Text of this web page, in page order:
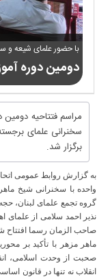
با حضور علمای شیعه و
دومین دوره
مراسم فتتاحیه دومین
سخنرانی علمای
برگزار شد.
به گزارش روابط عمومی
واحده با سخنرانی شیخ
گروه تجمع علمای لبنان،
صاحب الزمان رسما افتتاح
ماهر مزهر با تأکید بر
صحبت از وحدت اسلامی،
انقلاب نه تنها در قانون